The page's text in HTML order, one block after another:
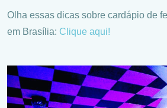
Olha essas dicas sobre cardápio de
em Brasília: Clique aqui!